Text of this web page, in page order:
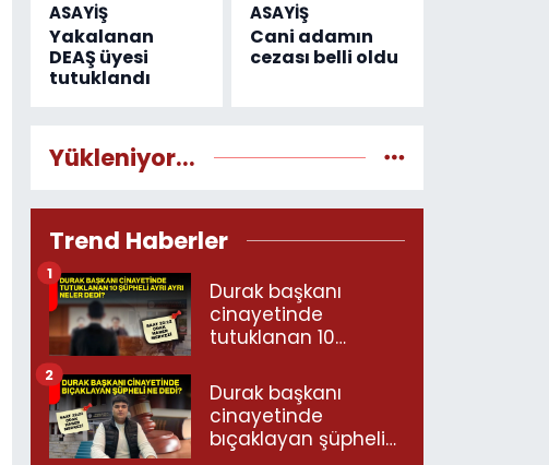
ASAYİŞ
Yakalanan
DEAŞ üyesi
tutuklandı
ASAYİŞ
Cani adamın
cezası belli oldu
Yükleniyor...
Trend Haberler
Durak başkanı
cinayetinde
tutuklanan 10
neler dedi?
1
Durak başkanı
cinayetinde
bıçaklayan şüpheli
2